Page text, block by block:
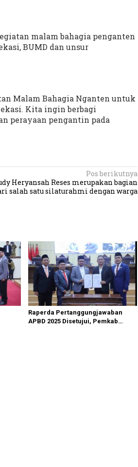
malam bahagia penganten
BUMD dan unsur
Malam Bahagia Nganten untuk
Kita ingin berbagi
perayaan pengantin pada
Pos berikutnya
Heryansah Reses merupakan bagian
salah satu silaturahmi dengan warga
Raperda Pertanggungjawaban
APBD 2025 Disetujui, Pemkab